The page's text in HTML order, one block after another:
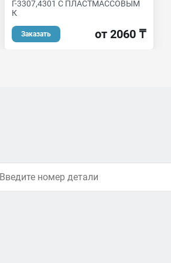
Г-3307,4301 С ПЛАСТМАССОВЫМ
К
Заказать от 2060 ₸